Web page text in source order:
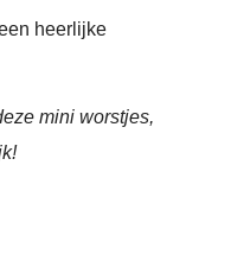
heerlijke
mini worstjes,